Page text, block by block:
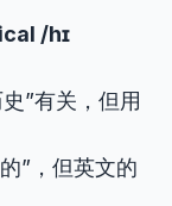
/hɪ
”有关，但用
”，但英文的